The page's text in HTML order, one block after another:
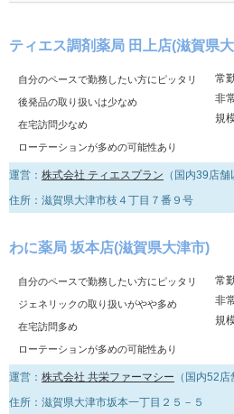
ティエス調剤薬局 田上店(滋賀県
自分のペースで勤務したい方にピッタリ
後発品の取り扱いは少なめ
在宅訪問少なめ
ローテーションが多めの可能性あり
常
非
規
運営： 株式会社 ティエスプラン （国内39店舗
住所：滋賀県大津市枝４丁目７番９号
わに薬局 坂本店(滋賀県大津市)
自分のペースで勤務したい方にピッタリ
ジェネリックの取り扱いがやや多め
在宅訪問多め
ローテーションが多めの可能性あり
常
非
規
運営： 株式会社 共栄ファーマシー （国内52店
住所：滋賀県大津市坂本一丁目２５－５